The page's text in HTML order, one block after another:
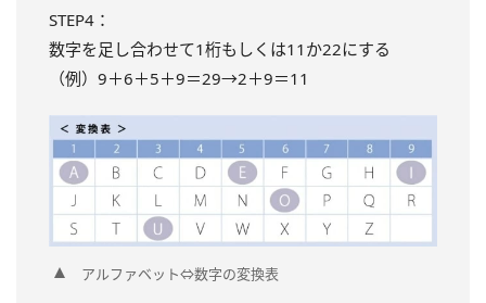
STEP4：
数字を足し合わせて1桁もしくは11か22にする
（例）9＋6＋5＋9＝29→2＋9＝11
アルファベット⇔数字の変換表